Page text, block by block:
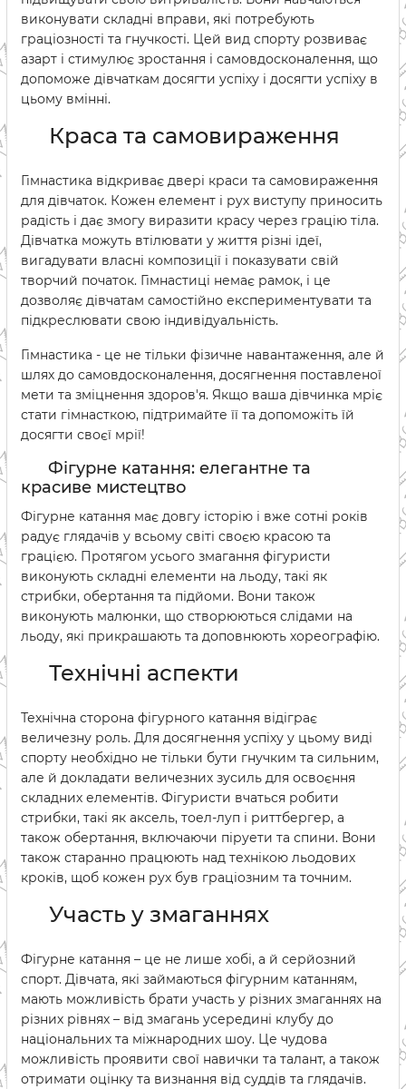
виконувати складні вправи, які потребують
граціозності та гнучкості. Цей вид спорту розвиває
азарт і стимулює зростання і самовдосконалення, що
допоможе дівчаткам досягти успіху і досягти успіху в
цьому вмінні.
Краса та самовираження
Гімнастика відкриває двері краси та самовираження
для дівчаток. Кожен елемент і рух виступу приносить
радість і дає змогу виразити красу через грацію тіла.
Дівчатка можуть втілювати у життя різні ідеї,
вигадувати власні композиції і показувати свій
творчий початок. Гімнастиці немає рамок, і це
дозволяє дівчатам самостійно експериментувати та
підкреслювати свою індивідуальність.
Гімнастика - це не тільки фізичне навантаження, але й
шлях до самовдосконалення, досягнення поставленої
мети та зміцнення здоров'я. Якщо ваша дівчинка мріє
стати гімнасткою, підтримайте її та допоможіть їй
досягти своєї мрії!
Фігурне катання: елегантне та
красиве мистецтво
Фігурне катання має довгу історію і вже сотні років
радує глядачів у всьому світі своєю красою та
грацією. Протягом усього змагання фігуристи
виконують складні елементи на льоду, такі як
стрибки, обертання та підйоми. Вони також
виконують малюнки, що створюються слідами на
льоду, які прикрашають та доповнюють хореографію.
Технічні аспекти
Технічна сторона фігурного катання відіграє
величезну роль. Для досягнення успіху у цьому виді
спорту необхідно не тільки бути гнучким та сильним,
але й докладати величезних зусиль для освоєння
складних елементів. Фігуристи вчаться робити
стрибки, такі як аксель, тоел-луп і риттбергер, а
також обертання, включаючи піруети та спини. Вони
також старанно працюють над технікою льодових
кроків, щоб кожен рух був граціозним та точним.
Участь у змаганнях
Фігурне катання – це не лише хобі, а й серйозний
спорт. Дівчата, які займаються фігурним катанням,
мають можливість брати участь у різних змаганнях на
різних рівнях – від змагань усередині клубу до
національних та міжнародних шоу. Це чудова
можливість проявити свої навички та талант, а також
отримати оцінку та визнання від суддів та глядачів.